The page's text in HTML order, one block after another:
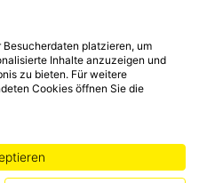
platzieren, um
Inhalte anzuzeigen und
zu bieten. Für weitere
Cookies öffnen Sie die